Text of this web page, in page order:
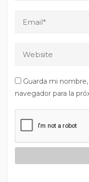
Guarda mi
navegador para la